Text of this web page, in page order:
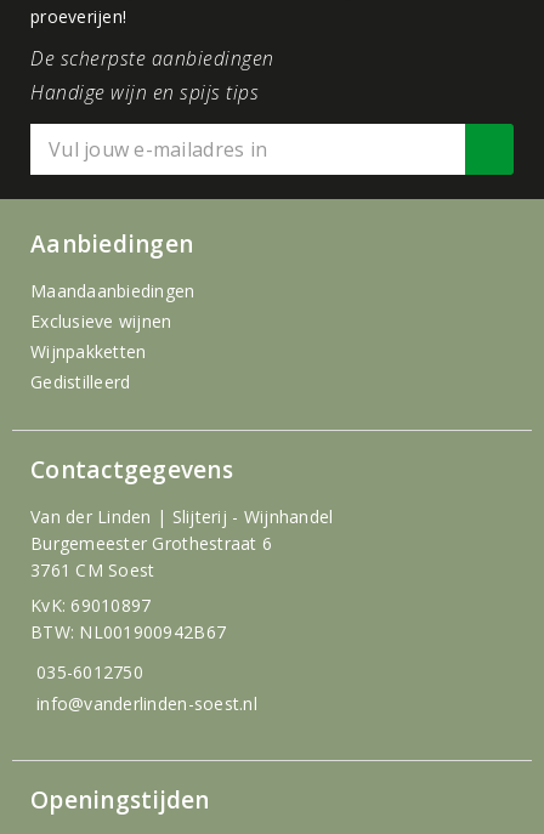
proeverijen!
De scherpste aanbiedingen
Handige wijn en spijs tips
Aanbiedingen
Maandaanbiedingen
Exclusieve wijnen
Wijnpakketten
Gedistilleerd
Contactgegevens
Van der Linden | Slijterij - Wijnhandel
Burgemeester Grothestraat 6
3761 CM Soest
KvK: 69010897
BTW: NL001900942B67
035-6012750
info@vanderlinden-soest.nl
Openingstijden